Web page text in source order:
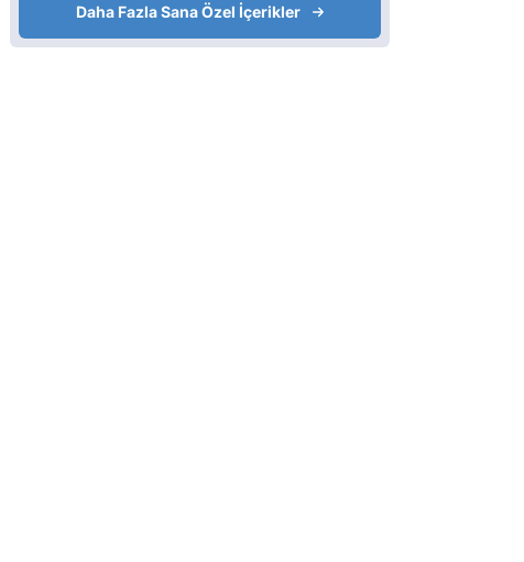
Daha Fazla Sana Özel İçerikler